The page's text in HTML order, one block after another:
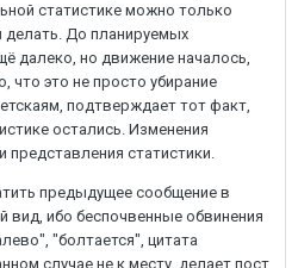
статистике можно только
делать. До планируемых
далеко, но движение началось,
что это не просто убирание
подтверждает тот факт,
остались. Изменения
представления статистики.
предыдущее сообщение в
вид, ибо беспочвенные обвинения
"болтается", цитата
случае не к месту, делает пост